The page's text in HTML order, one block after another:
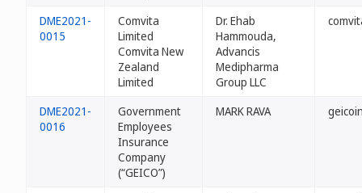
DME2021-
0015
Comvita
Limited
Comvita New
Zealand
Limited
Dr. Ehab
Hammouda,
Advancis
Medipharma
Group LLC
DME2021-
0016
Government
Employees
Insurance
Company
(“GEICO”)
MARK RAVA